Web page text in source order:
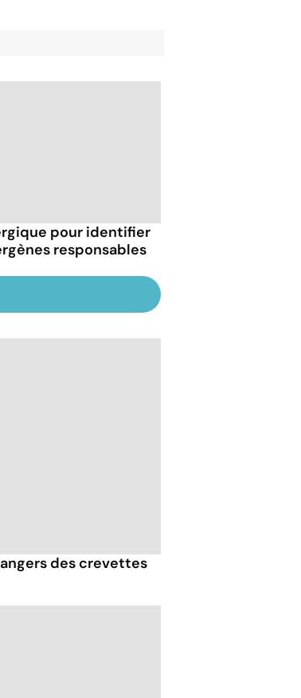
pour identifier
responsables
des crevettes